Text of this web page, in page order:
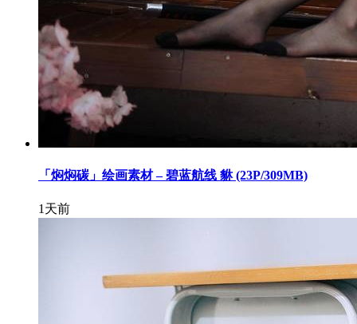
「焖焖碳」绘画素材 – 碧蓝航线 貅 (23P/309MB)
1天前